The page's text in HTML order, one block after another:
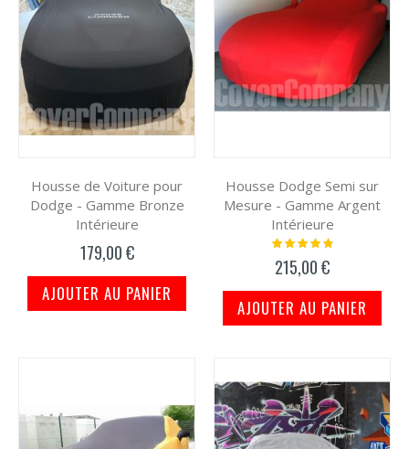
Housse de Voiture pour
Dodge - Gamme Bronze
Intérieure
179,00 €
AJOUTER AU PANIER
Housse Dodge Semi sur
Mesure - Gamme Argent
Intérieure
Notation:
215,00 €
AJOUTER AU PANIER
par